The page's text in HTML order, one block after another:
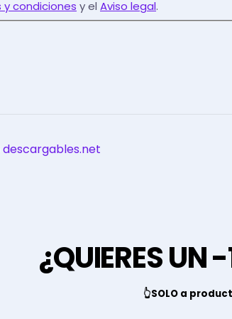
y condiciones y el Aviso legal.
¿QUIERES UN
👆SOLO a